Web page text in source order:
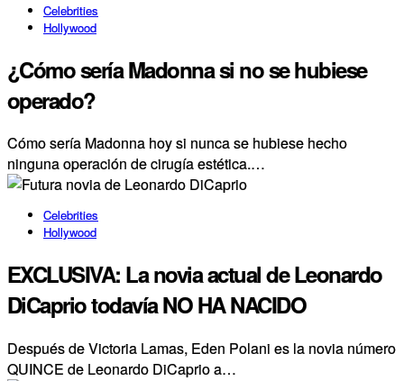
Celebrities
Hollywood
¿Cómo sería Madonna si no se hubiese
operado?
Cómo sería Madonna hoy si nunca se hubiese hecho
ninguna operación de cirugía estética.…
Celebrities
Hollywood
EXCLUSIVA: La novia actual de Leonardo
DiCaprio todavía NO HA NACIDO
Después de Victoria Lamas, Eden Polani es la novia número
QUINCE de Leonardo DiCaprio a…